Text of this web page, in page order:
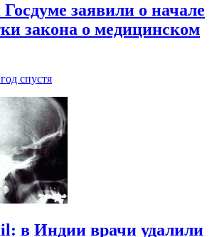
заявили о начале
закона о медицинском
спустя
в Индии врачи удалили